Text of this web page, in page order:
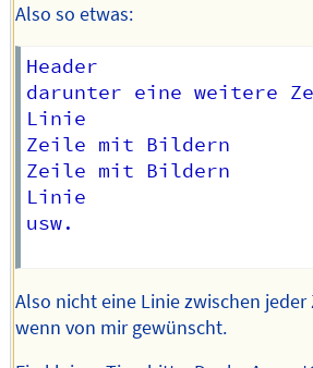
Also so etwas:
Header
darunter eine weitere
Linie
Zeile mit Bildern
Zeile mit Bildern
Linie
usw.
Also nicht eine Linie zwischen
wenn von mir gewünscht.